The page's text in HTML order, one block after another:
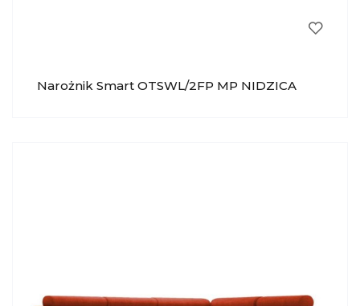
Narożnik Smart OTSWL/2FP MP NIDZICA